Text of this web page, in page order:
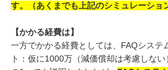
す。（あくまでも上記のシミュレーショ
【かかる経費は】
一方でかかる経費としては、FAQシステ
ト：仮に1000万（減価償却は考慮しな